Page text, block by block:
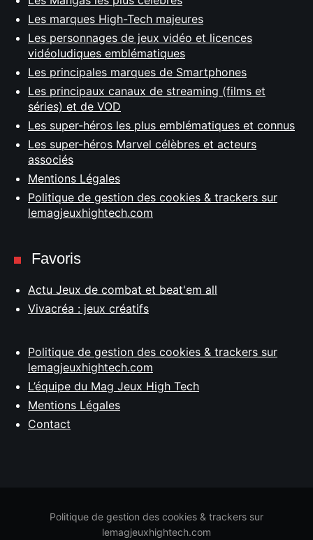
Les marques High-Tech majeures
Les personnages de jeux vidéo et licences
vidéoludiques emblématiques
Les principales marques de Smartphones
Les principaux canaux de streaming (films et
séries) et de VOD
Les super-héros les plus emblématiques et connus
Les super-héros Marvel célèbres et acteurs
associés
Mentions Légales
Politique de gestion des cookies & trackers sur
lemagjeuxhightech.com
Favoris
Actu Jeux de combat et beat'em all
Vivacréa : jeux créatifs
Politique de gestion des cookies & trackers sur
lemagjeuxhightech.com
L’équipe du Mag Jeux High Tech
Mentions Légales
Contact
Politique de gestion des cookies & trackers sur
lemagjeuxhightech.com